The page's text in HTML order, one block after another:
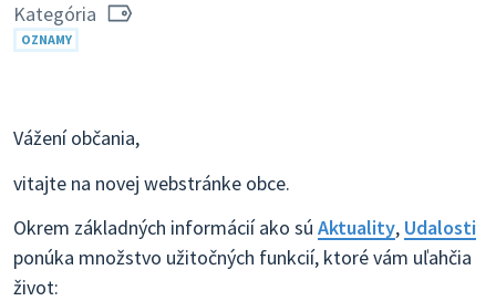
Kategória
OZNAMY
Vážení občania,
vitajte na novej webstránke obce.
Okrem základných informácií ako sú Aktuality, Udalosti
ponúka množstvo užitočných funkcií, ktoré vám uľahčia
život: